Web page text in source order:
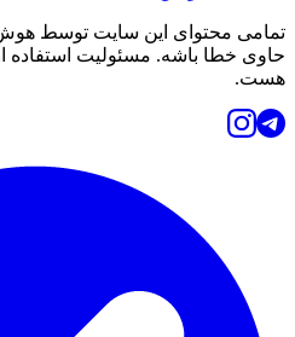
تمامی محتوای این سایت توسط
حاوی خطا باشه. مسئولیت استفاده
هست.